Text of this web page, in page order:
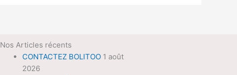
Nos Articles récents
CONTACTEZ BOLITOO 1 août
2026